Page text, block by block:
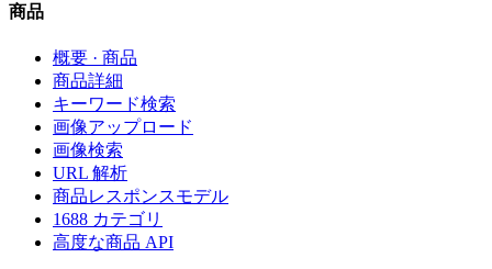
商品
概要 · 商品
商品詳細
キーワード検索
画像アップロード
画像検索
URL 解析
商品レスポンスモデル
1688 カテゴリ
高度な商品 API